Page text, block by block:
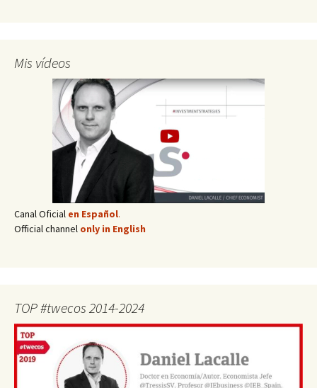
Mis vídeos
Canal Oficial en Español.
Official channel only in English
TOP #twecos 2014-2024